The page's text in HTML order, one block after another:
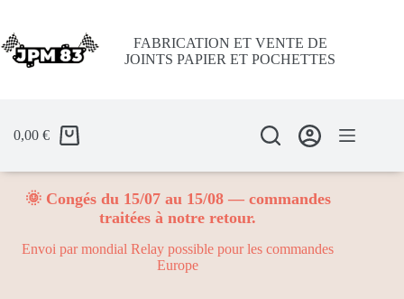
contenu
FABRICATION ET VENTE DE
JOINTS PAPIER ET POCHETTES
0,00 €
🌞 Congés du 15/07 au 15/08 — commandes
traitées à notre retour.
Envoi par mondial Relay possible pour les commandes
Europe